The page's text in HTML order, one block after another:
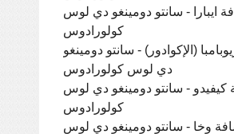
ايبارا - سانتو دومينغو دي لوس
كولورادوس
(الإكوادور) - سانتو دومينغو
دي لوس كولورادوس
كيفيدو - سانتو دومينغو دي لوس
كولورادوس
وخا - سانتو دومينغو دي لوس